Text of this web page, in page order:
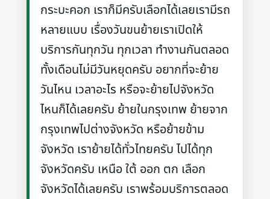
กระบะคอก เราก็มีครับเลือกได้เลยเรามีรถ
หลายแบบ เรื่องวันขนย้ายเราเปิดให้
บริการกันทุกวัน ทุกเวลา ทำงานกันตลอด
ทั้งเดือนไม่มีวันหยุดครับ อยากที่จะย้าย
วันไหน เวลาอะไร หรือจะย้ายไปจังหวัด
ไหนก็ได้เลยครับ ย้ายในกรุงเทพ ย้ายจาก
กรุงเทพไปต่างจังหวัด หรือย้ายข้าม
จังหวัด เราย้ายได้ทั่วไทยครับ ไปได้ทุก
จังหวัดครับ เหนือ ใต้ ออก ตก เลือก
จังหวัดได้เลยครับ เราพร้อมบริการตลอด